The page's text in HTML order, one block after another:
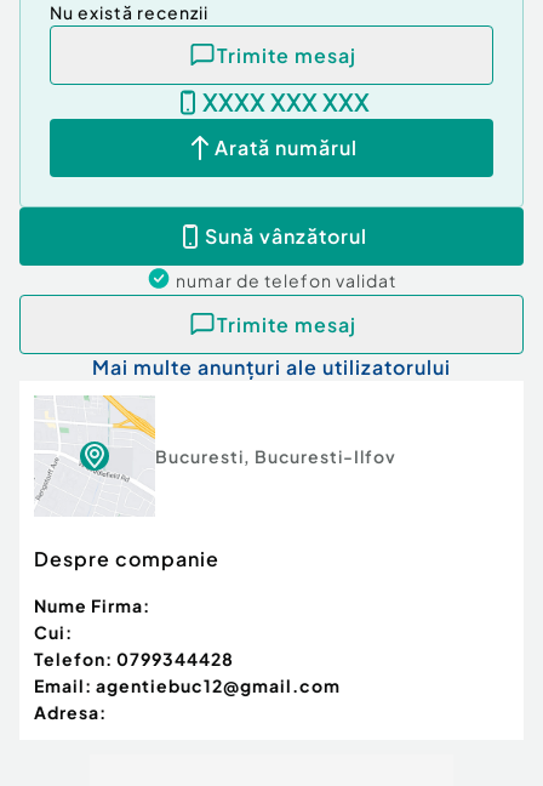
Nu există recenzii
Trimite mesaj
XXXX XXX XXX
Arată numărul
Sună vânzătorul
numar de telefon validat
Trimite mesaj
Mai multe anunțuri ale utilizatorului
Bucuresti, Bucuresti-Ilfov
Despre companie
Nume Firma:
Cui:
Telefon: 0799344428
Email: agentiebuc12@gmail.com
Adresa: